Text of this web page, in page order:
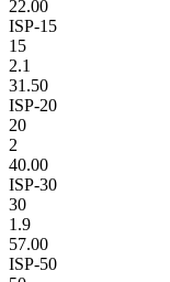
22.00
ISP-15
15
2.1
31.50
ISP-20
20
2
40.00
ISP-30
30
1.9
57.00
ISP-50